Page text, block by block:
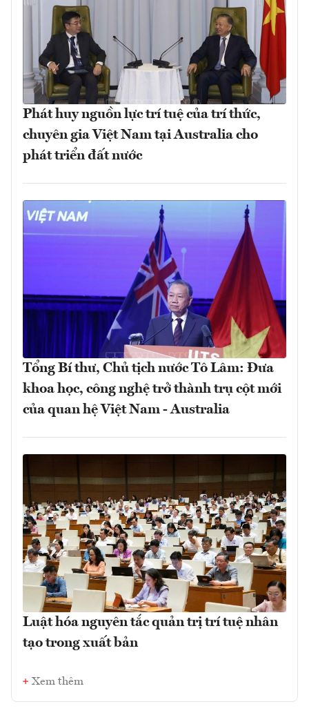
Phát huy nguồn lực trí tuệ của trí thức,
chuyên gia Việt Nam tại Australia cho
phát triển đất nước
Tổng Bí thư, Chủ tịch nước Tô Lâm: Đưa
khoa học, công nghệ trở thành trụ cột mới
của quan hệ Việt Nam - Australia
Luật hóa nguyên tắc quản trị trí tuệ nhân
tạo trong xuất bản
Xem thêm